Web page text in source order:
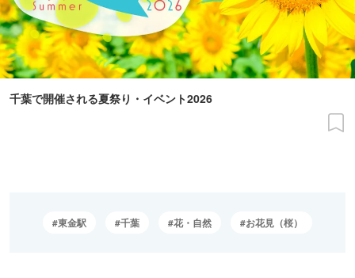
千葉で開催される夏祭り・イベント2026
東金駅 千葉 花・自然 お花見（桜）